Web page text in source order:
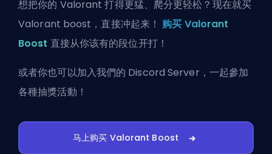
想把你的 Valorant 打得更猛、爬分更轻松？现在就买
Valorant boost，直接冲起来！购买 Valorant
Boost 直接从你该有的段位开打！
或者你也可以加入我們的 Discord Server ，一起參加
各種抽獎活動！
马上购买 Valorant Boost